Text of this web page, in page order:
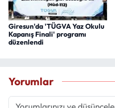
Giresun'da 'TÜGVA Yaz Okulu
Kapanış Finali' programı
düzenlendi
Yorumlar